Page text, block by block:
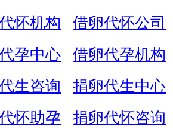
怀机构 借卵代怀公司
孕中心 借卵代孕机构
生咨询 捐卵代生中心
怀助孕 捐卵代怀咨询